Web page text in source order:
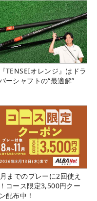
TENSEIオレンジ』はドラ
ーシャフトの“最適解”
までのプレーに2回使え
コース限定3,500円クー
配布中！